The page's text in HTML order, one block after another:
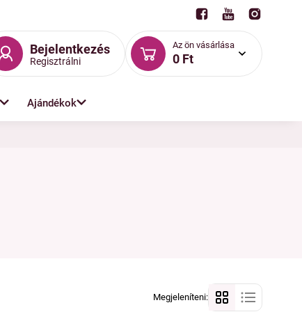
Bejelentkezés
Regisztrálni
Az ön vásárlása
0 Ft
Ajándékok
Megjeleníteni: